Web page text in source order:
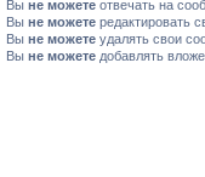
Вы не можете отвечать на
Вы не можете редактировать
Вы не можете удалять свои
Вы не можете добавлять